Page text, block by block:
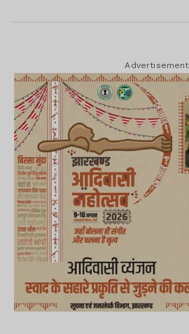
Advertisement